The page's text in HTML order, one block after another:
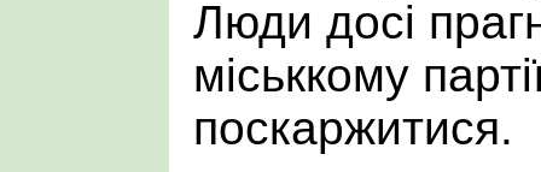
Люди досі
міськкому
поскаржитися.